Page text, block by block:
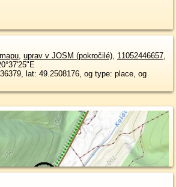
, uprav v JOSM (pokročilé), 11052446657,
lat: 49.2508176, og type: place, og